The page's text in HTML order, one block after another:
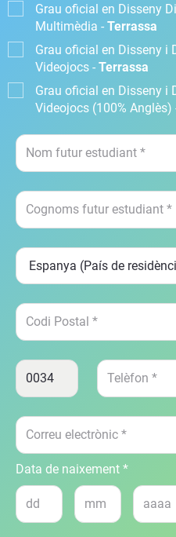
Grau oficial en Disseny
Multimèdia - Terrassa
Grau oficial en Disseny i
Videojocs - Terrassa
Grau oficial en Disseny i
Videojocs (100% Anglès)
Data de naixement *